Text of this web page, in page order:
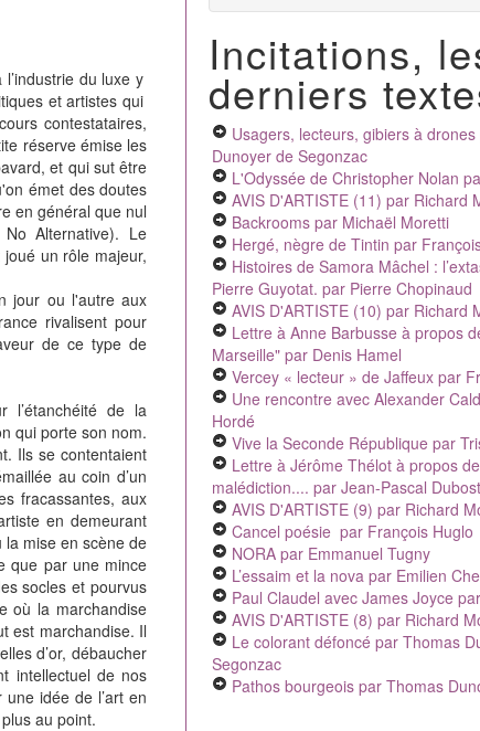
du luxe y
et artistes qui
contestataires,
réserve émise les
et qui sut être
émet des doutes
en général que nul
Alternative). Le
un rôle majeur,
jour ou l'autre aux
rivalisent pour
de ce type de
l’étanchéité de la
qui porte son nom.
Ils se contentaient
au coin d’un
fracassantes, aux
en demeurant
la mise en scène de
que par une mince
socles et pourvus
où la marchandise
est marchandise. Il
d’or, débaucher
intellectuel de nos
idée de l’art en
au point.
Incitations,
derniers
Usagers, lecteurs, gibiers à drones
Dunoyer de Segonzac
L'Odyssée de Christopher Nolan
AVIS D'ARTISTE (11) par Richard
Backroomspar Michaël Moretti
Hergé, nègre de Tintin par
Histoires de Samora Mâchel :
Pierre Guyotat. par Pierre Chopinaud
AVIS D'ARTISTE (10) par Richard
Lettre à Anne Barbusse à propos
Marseille"par Denis Hamel
Vercey « lecteur » de Jaffeuxpar
Une rencontre avec Alexander
Hordé
Vive la Seconde Républiquepar
Lettre à Jérôme Thélot à propos
malédiction.... par Jean-Pascal Dubost
AVIS D'ARTISTE (9) par Richard
Cancel poésie par François Huglo
NORApar Emmanuel Tugny
L’essaim et la nova par Emilien
Paul Claudel avec James Joyce
AVIS D'ARTISTE (8) par Richard
Le colorant défoncépar Thomas
Segonzac
Pathos bourgeoispar Thomas